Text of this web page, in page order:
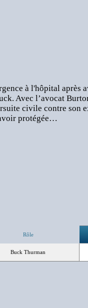
à l'hôpital après
Avec l’avocat
civile contre son
protégée…
Rôle
Buck Thurman